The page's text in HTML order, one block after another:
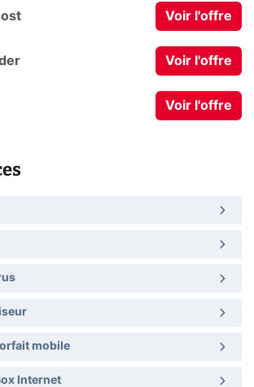
Voir l'offre
Voir l'offre
Voir l'offre
mobile
Internet